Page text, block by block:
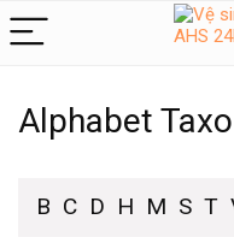
Alphabet
B C D H M S T